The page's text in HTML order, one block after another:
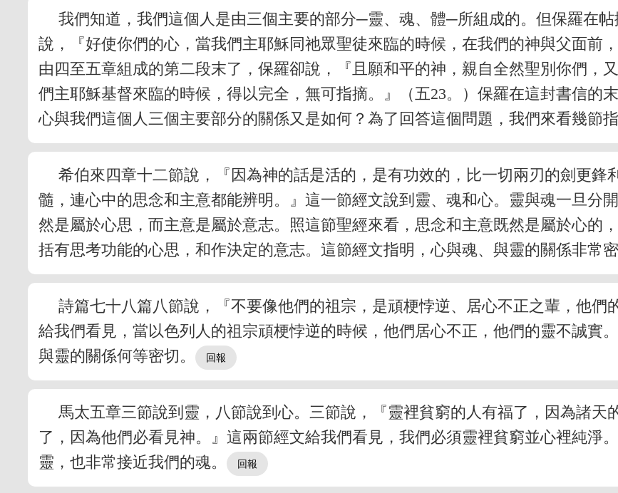
我們知道，我們這個人是由三個主要的部分─靈、魂、體─所組成的。但保羅在
說，『好使你們的心，當我們主耶穌同祂眾聖徒來臨的時候，在我們的神與父面前
由四至五章組成的第二段末了，保羅卻說，『且願和平的神，親自全然聖別你們，
們主耶穌基督來臨的時候，得以完全，無可指摘。』（五23。）保羅在這封書信的
心與我們這個人三個主要部分的關係又是如何？為了回答這個問題，我們來看幾節
希伯來四章十二節說，『因為神的話是活的，是有功效的，比一切兩刃的劍更鋒
髓，連心中的思念和主意都能辨明。』這一節經文說到靈、魂和心。靈與魂一旦分
然是屬於心思，而主意是屬於意志。照這節聖經來看，思念和主意既然是屬於心的
括有思考功能的心思，和作決定的意志。這節經文指明，心與魂、與靈的關係非常密
詩篇七十八篇八節說，『不要像他們的祖宗，是頑梗悖逆、居心不正之輩，他們
給我們看見，當以色列人的祖宗頑梗悖逆的時候，他們居心不正，他們的靈不誠實
與靈的關係何等密切。
馬太五章三節說到靈，八節說到心。三節說，『靈裡貧窮的人有福了，因為諸天
了，因為他們必看見神。』這兩節經文給我們看見，我們必須靈裡貧窮並心裡純淨
靈，也非常接近我們的魂。